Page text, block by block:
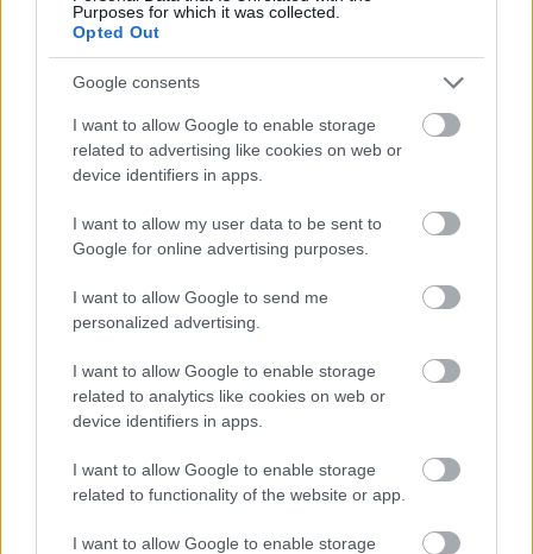
Purposes for which it was collected.
Opted Out
Google consents
I want to allow Google to enable storage
related to advertising like cookies on web or
device identifiers in apps.
I want to allow my user data to be sent to
Google for online advertising purposes.
I want to allow Google to send me
personalized advertising.
I want to allow Google to enable storage
related to analytics like cookies on web or
device identifiers in apps.
I want to allow Google to enable storage
related to functionality of the website or app.
I want to allow Google to enable storage
tetőcserép
Tetőépítés -és felújítás? Legyen tudatos a
költségtervezésben!